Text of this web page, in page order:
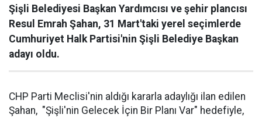
Şişli Belediyesi Başkan Yardımcısı ve şehir plancısı
Resul Emrah Şahan, 31 Mart'taki yerel seçimlerde
Cumhuriyet Halk Partisi'nin Şişli Belediye Başkan
adayı oldu.
CHP Parti Meclisi'nin aldığı kararla adaylığı ilan edilen
Şahan, "Şişli'nin Gelecek İçin Bir Planı Var" hedefiyle,